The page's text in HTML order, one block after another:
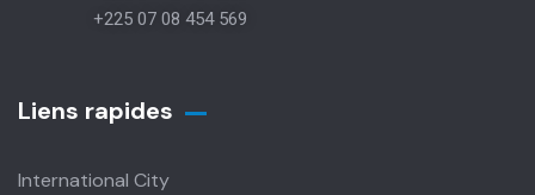
+225 07 08 454 569
Liens rapides
International City